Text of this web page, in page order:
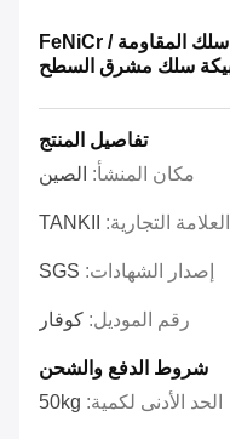
غيغابايت القياسية Invar 36 سلك المقاومة / FeNiCr
سلك مشرق السطح
تفاصيل المنتج
مكان المنشأ: الصين
التجارية: TANKII
إصدار الشهادات: SGS
رقم الموديل: كوفار
شروط الدفع والشحن
الحد الأدنى لكمية: 50kg